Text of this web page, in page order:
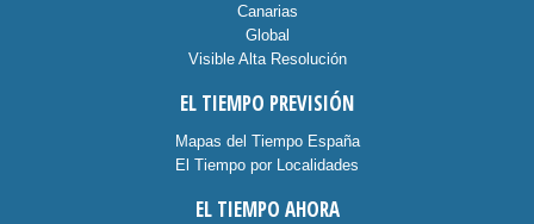
Canarias
Global
Visible Alta Resolución
EL TIEMPO PREVISIÓN
Mapas del Tiempo España
El Tiempo por Localidades
EL TIEMPO AHORA